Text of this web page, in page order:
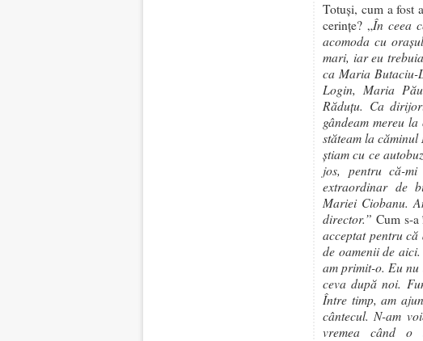
Totuşi, cum a fost
cerinţe? „În ceea
acomoda cu
mari, iar eu
ca Maria Butaciu-
Login, Maria
Răduţu. Ca
gândeam mereu
stăteam la
ştiam cu ce
jos, pentru că-
extraordinar de
Mariei Ciobanu.
director.” Cum s-a
acceptat pentru că
de oamenii de
am primit-o. Eu nu
ceva după noi.
Între timp, am
cântecul. N-am
vremea când